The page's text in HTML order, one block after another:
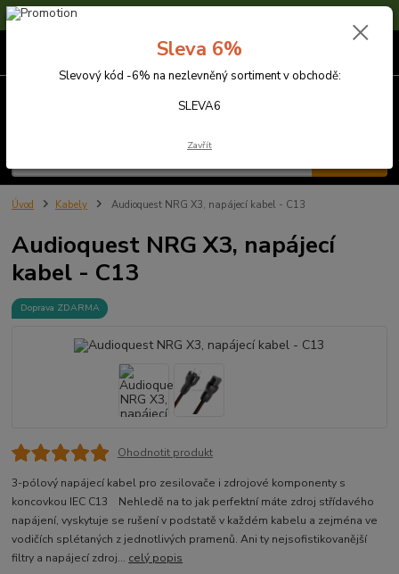
Sleva 6% na nezlevněné zboží s kódem SLEVA6
Úvod Kabely Audioquest NRG X3, napájecí kabel - C13
Audioquest NRG X3, napájecí
kabel - C13
Doprava ZDARMA
Ohodnotit produkt
3-pólový napájecí kabel pro zesilovače i zdrojové komponenty s
koncovkou IEC C13 Nehledě na to jak perfektní máte zdroj střídavého
napájení, vyskytuje se rušení v podstatě v každém kabelu a zejména ve
vodičích splétaných z jednotlivých pramenů. Ani ty nejsofistikovanější
filtry a napájecí zdroj... celý popis
Sleva 6%
Slevový kód -6% na nezlevněný sortiment v obchodě:
SLEVA6
Zavřít